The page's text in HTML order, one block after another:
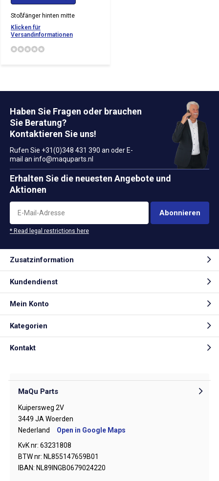
Stoßfänger hinten mitte
Klicken für
Versandinformationen
Haben Sie Fragen oder brauchen
Sie Beratung?
Kontaktieren Sie uns!
Rufen Sie +31(0)348 431 390 an oder E-
mail an info@maquparts.nl
Erhalten Sie die neuesten Angebote und
Aktionen
Abonnieren
* Read legal restrictions here
Zusatzinformation
Kundendienst
Mein Konto
Kategorien
Kontakt
MaQu Parts
Kuipersweg 2V
3449 JA Woerden
Nederland
Open in Google Maps
KvK nr: 63231808
BTW nr: NL855147659B01
IBAN: NL89INGB0679024220